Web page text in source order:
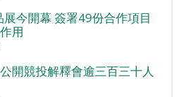
今開幕 簽署49份合作項目
用
開競投解釋會逾三百三十人